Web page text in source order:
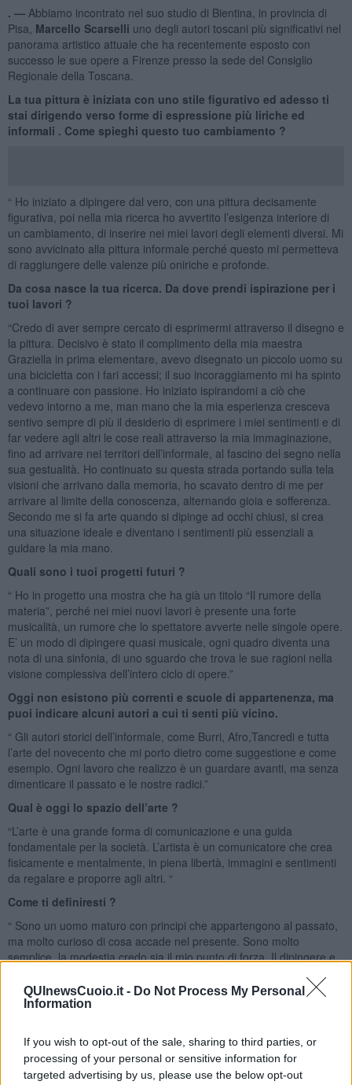
QUInewsCuoio.it - Do Not Process My Personal
Information
If you wish to opt-out of the sale, sharing to third parties, or
processing of your personal or sensitive information for
targeted advertising by us, please use the below opt-out
. — Abbiamo incontrato nel suo studio di Bientina, in provincia di
Pisa, Marcello Scarselli uno degli autori toscani più significativi nel
panorama artistico attuale che ha recentemente esposto con
successo le sue opere a Firenze presso la sede del Consiglio
Regionale della Toscana.
La tua pittura è iniziata con uno stile figurativo ed adesso ti
stai dirigendo verso forme di espressione più liriche ed
informali . Come spieghi questo tuo cambiamento ?
“ Ho iniziato a dipingere dal vero, con una pittura decisamente
figurativa, poi nella mia ricerca ho avvertito l’esigenza interiore di
un cambiamento, di inserire nei miei lavori degli elementi diversi. Mi
sono avvicinato alla pittura informale perché questo mi permetteva
di raggiungere delle valenze più oniriche e profonde.
Da cosa nasce la tua ricerca. Da dove prendi ispirazione per i
tuoi lavori ?
“Credo di aver sempre cercato di esprimermi attraverso il disegno e
la pittura. Decisivo è stato il complimento della mia maestra
Graziella in prima elementare, avevo disegnato un piccolo uomo su
una bicicletta con i fari accessi; il suo incoraggiamento mi ha spinto
a continuare con passione. Ho iniziato ispirandomi a ciò che
vedevo intorno a me, man mano che la mia esperienza cresceva
sentivo sempre di più il desiderio di esprimere i miei sentimenti e di
far vedere agli altri le cose reali attraverso la mia immaginazione,
fino ad arrivare nei territori dell’informale, al fascino del segno nella
sua gestualità. Ho continuato su questa strada portando sulla tela
visioni che arrivano dalla memoria, ho scavato dentro di me per
arrivare al limite della conoscenza, alternando gioia e sofferenza.
Secondo me si fa arte quando si dipinge ad occhi chiusi, si crea
una situazione ideale e diventano i sentimenti più essenziali a
guidare la mia mano.
Quali sono i tuoi progetti futuri ?
“ Ho in progetto una mostra che ha già un titolo “Il rumore della
materia”, perché nei miei nuovi lavori è presente una forte
musicalità, un rumore che lo spettatore avverte nelle singole opere.
E’ un modo di dipingere quasi musicale, ogni quadro diventa una
nota di una sinfonia, di uno sguardo che trova le sue ragioni nella
visione complessiva dell’intero ciclo di opere.”
Oggi non esistono più correnti e scuole di appartenenza, ma
puoi indicare alcuni autori a cui ti senti più vicino.
“ Gli autori storici dell’informale, come Burri, Afro,Tancredi e tutta
l’arte del novecento che mi porto dietro come suggestione e come
esempio. Ogni lavoro che realizzo è un guardare avanti, ma senza
dimenticare il passato e le nostre radici.”
Qual è oggi lo spazio dell’arte ?
“L’arte è una grande forma di comunicazione e una guida
fondamentale per la società. L’artista è un comunicatore che crea
fisicamente e mentalmente, in piena libertà, immagini e sentimenti
da regalare e proporre agli altri. “
Come ti definiresti ?
“ Sono un uomo maturo con principi che appartengono al passato,
ma molto curioso di cosa accade nel presente. Sono molto
semplice, la modestia credo sia il mio punto di forza. Il dipingere e
cerca di lavorare coerentemente portando avanti, con serietà, il
proprio lavoro e cercando di raggiungere dei risultati che aiutino
Riccardo Ferrucci